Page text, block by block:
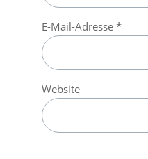
E-Mail-Adresse *
Website